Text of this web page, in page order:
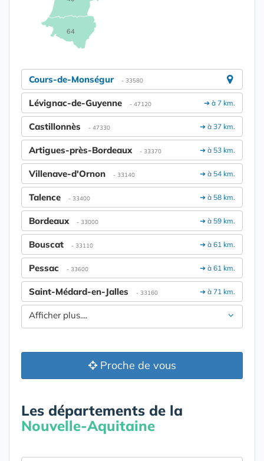
64
Cours-de-Monségur - 33580
➔ à 7 km.
Lévignac-de-Guyenne - 47120
➔ à 37 km.
Castillonnès - 47330
➔ à 53 km.
Artigues-près-Bordeaux - 33370
➔ à 54 km.
Villenave-d'Ornon - 33140
➔ à 58 km.
Talence - 33400
➔ à 59 km.
Bordeaux - 33000
➔ à 61 km.
Bouscat - 33110
➔ à 61 km.
Pessac - 33600
➔ à 71 km.
Saint-Médard-en-Jalles - 33160
Afficher plus....
Proche de vous
Les départements de la
Nouvelle-Aquitaine